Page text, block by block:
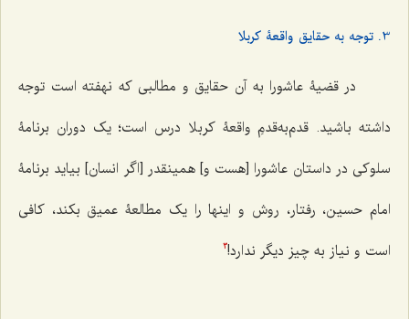
3. توجه به حقایق واقعۀ کربلا
در قضیۀ عاشورا به آن حقایق و مطالبی که نهفته است توجه
داشته باشید. قدم‌‌به‌قدمِ‌ واقعۀ كربلا درس است؛ یک دوران برنامۀ
سلوکی در داستان عاشورا [هست و] همین‎قدر [اگر انسان] بیاید برنامۀ
امام حسین، رفتار، روش و اینها را یک مطالعۀ عمیق بکند، کافی
است و نیاز به چیز دیگر ندارد!3